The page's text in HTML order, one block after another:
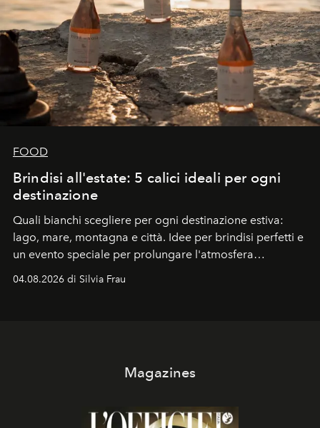
FOOD
Brindisi all'estate: 5 calici ideali per ogni
destinazione
Quali bianchi scegliere per ogni destinazione estiva:
lago, mare, montagna e città. Idee per brindisi perfetti e
un evento speciale per prolungare l'atmosfera
04.08.2026 di Silvia Frau
Magazines